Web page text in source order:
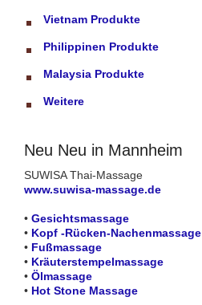
Vietnam Produkte
Philippinen Produkte
Malaysia Produkte
Weitere
Neu Neu in Mannheim
SUWISA Thai-Massage
www.suwisa-massage.de
• Gesichtsmassage
• Kopf -Rücken-Nachenmassage
• Fußmassage
• Kräuterstempelmassage
• Ölmassage
• Hot Stone Massage